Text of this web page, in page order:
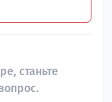
станьте